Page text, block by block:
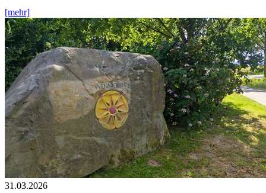
[mehr]
31.03.2026